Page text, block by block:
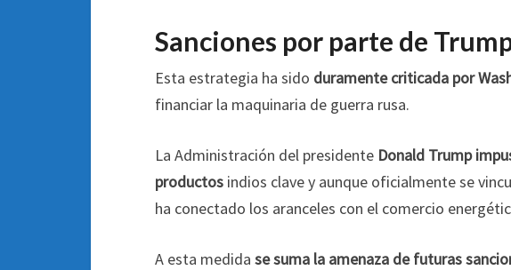
Sanciones por parte de
Esta estrategia ha sido duramente criticada por
financiar la maquinaria de guerra rusa.
La Administración del presidente Donald Trump
productos indios clave y aunque oficialmente se
ha conectado los aranceles con el comercio
A esta medida se suma la amenaza de futuras